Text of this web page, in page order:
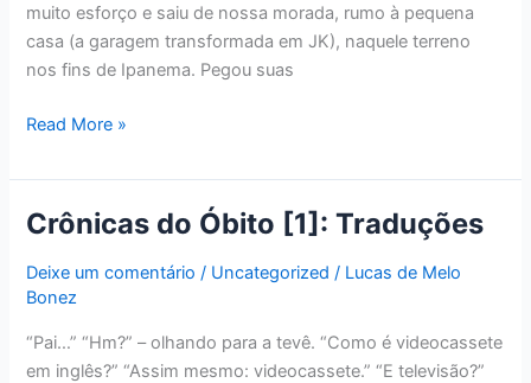
muito esforço e saiu de nossa morada, rumo à pequena
casa (a garagem transformada em JK), naquele terreno
nos fins de Ipanema. Pegou suas
Read More »
Crônicas do Óbito [1]: Traduções
Deixe um comentário / Uncategorized / Lucas de Melo
Bonez
“Pai…” “Hm?” – olhando para a tevê. “Como é videocassete
em inglês?” “Assim mesmo: videocassete.” “E televisão?”
Crônicas
Óbito
[1]:
Traduções